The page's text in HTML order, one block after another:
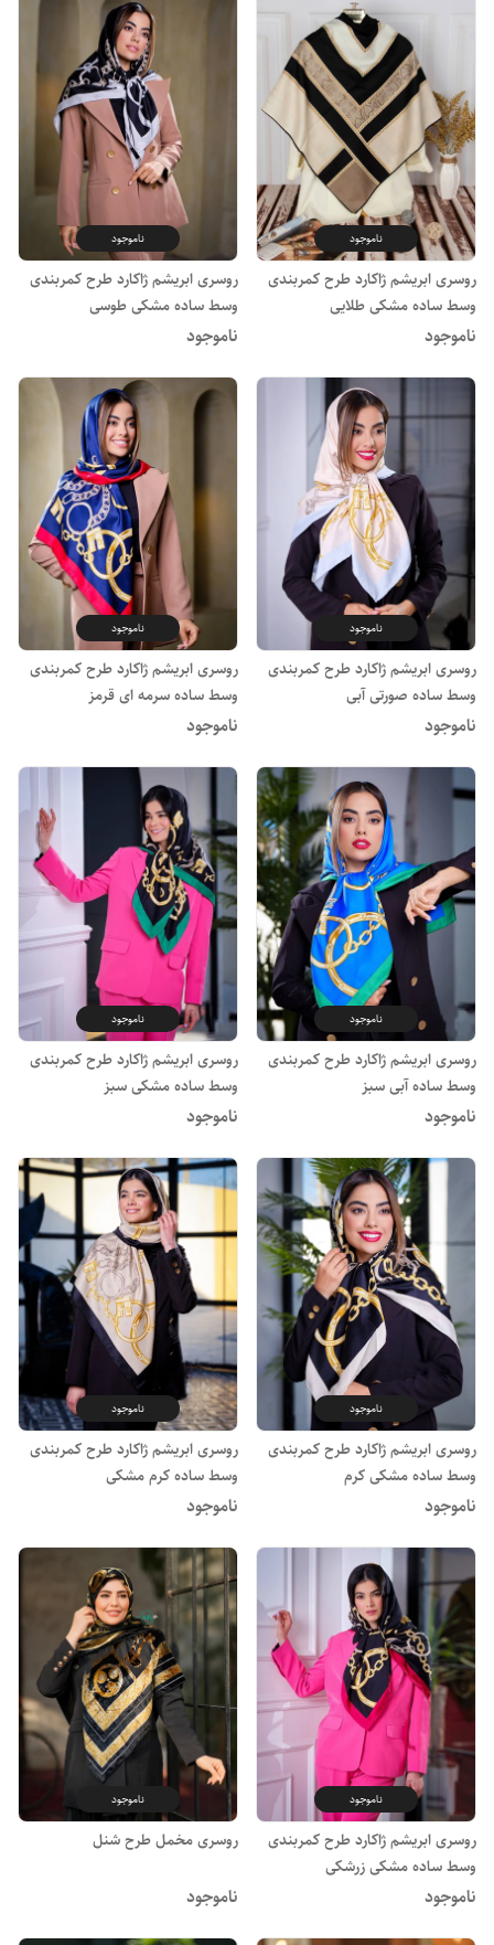
ناموجود
روسری ابریشم ژاکارد طرح کمربندی
وسط ساده مشکی طلایی
ناموجود
ناموجود
روسری ابریشم ژاکارد طرح کمربندی
وسط ساده مشکی طوسی
ناموجود
ناموجود
روسری ابریشم ژاکارد طرح کمربندی
وسط ساده صورتی آبی
ناموجود
ناموجود
روسری ابریشم ژاکارد طرح کمربندی
وسط ساده سرمه ای قرمز
ناموجود
ناموجود
روسری ابریشم ژاکارد طرح کمربندی
وسط ساده آبی سبز
ناموجود
ناموجود
روسری ابریشم ژاکارد طرح کمربندی
وسط ساده مشکی سبز
ناموجود
ناموجود
روسری ابریشم ژاکارد طرح کمربندی
وسط ساده مشکی کرم
ناموجود
ناموجود
روسری ابریشم ژاکارد طرح کمربندی
وسط ساده کرم مشکی
ناموجود
ناموجود
روسری ابریشم ژاکارد طرح کمربندی
وسط ساده مشکی زرشکی
ناموجود
ناموجود
روسری مخمل طرح شنل
ناموجود